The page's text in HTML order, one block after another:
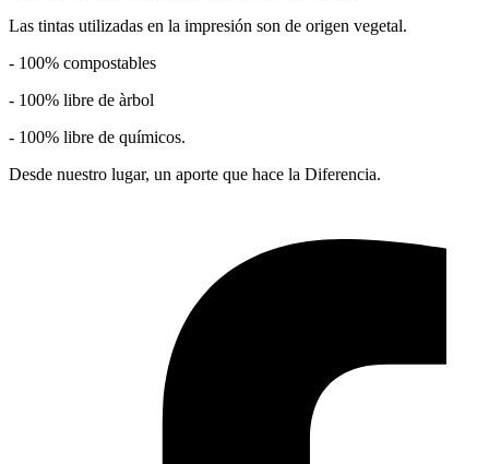
Las tintas utilizadas en la impresión son de origen vegetal.
- 100% compostables
- 100% libre de àrbol
- 100% libre de químicos.
Desde nuestro lugar, un aporte que hace la Diferencia.